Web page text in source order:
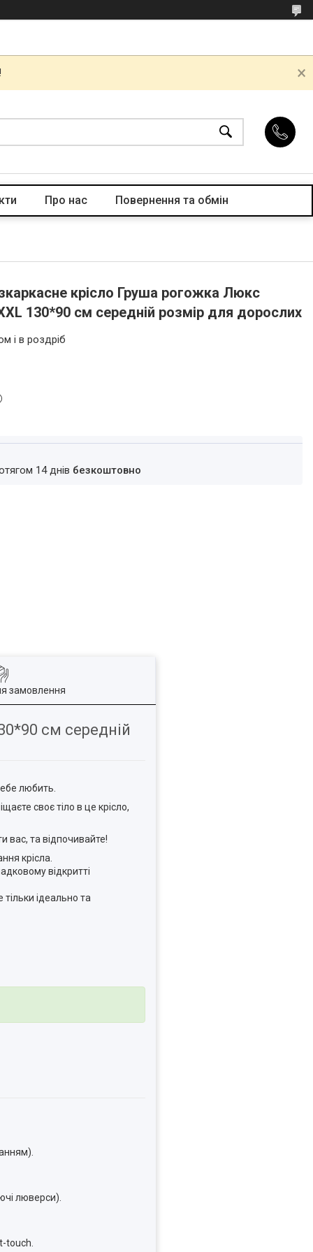
Про нас Повернення та обмін
крісло Груша рогожка Люкс
130*90 см середній розмір для дорослих
і в роздріб
14 днів безкоштовно
замовлення
см середній
любить.
своє тіло в це крісло,
вас, та відпочивайте!
крісла.
відкритті
ідеально та
люверси).
touch.